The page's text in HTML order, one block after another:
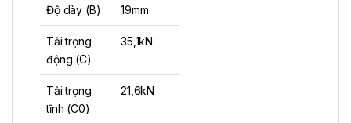
Độ dày (B) 19mm
Tải trọng
động (C)
35,1kN
Tải trọng
tĩnh (C0)
21,6kN